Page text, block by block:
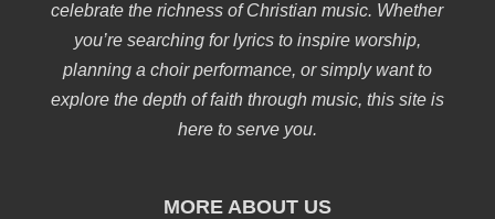
celebrate the richness of Christian music. Whether
you’re searching for lyrics to inspire worship,
planning a choir performance, or simply want to
explore the depth of faith through music, this site is
here to serve you.
MORE ABOUT US